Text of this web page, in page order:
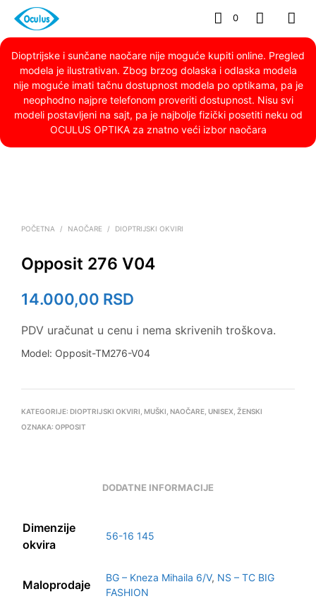
0
Dioptrijske i sunčane naočare nije moguće kupiti online. Pregled
modela je ilustrativan. Zbog brzog dolaska i odlaska modela
nije moguće imati tačnu dostupnost modela po optikama, pa je
neophodno najpre telefonom proveriti dostupnost. Nisu svi
modeli postavljeni na sajt, pa je najbolje fizički posetiti neku od
OCULUS OPTIKA za znatno veći izbor naočara
POČETNA / NAOČARE / DIOPTRIJSKI OKVIRI
Opposit 276 V04
14.000,00 RSD
PDV uračunat u cenu i nema skrivenih troškova.
Model: Opposit-TM276-V04
KATEGORIJE: DIOPTRIJSKI OKVIRI MUŠKI NAOČARE UNISEX ŽENSKI
OZNAKA: OPPOSIT
DODATNE INFORMACIJE
Dimenzije
okvira
56-16 145
Maloprodaje
BG – Kneza Mihaila 6/V, NS – TC BIG
FASHION